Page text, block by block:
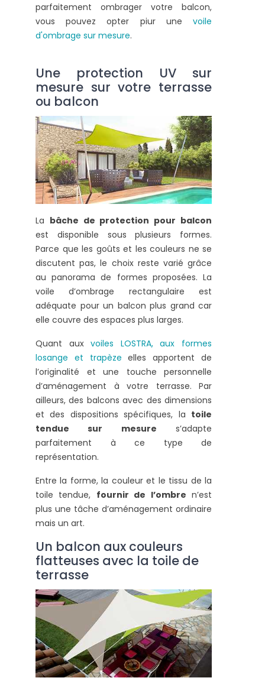
parfaitement ombrager votre balcon,
vous pouvez opter piur une voile
d'ombrage sur mesure.
Une protection UV sur
mesure sur votre terrasse
ou balcon
La bâche de protection pour balcon
est disponible sous plusieurs formes.
Parce que les goûts et les couleurs ne se
discutent pas, le choix reste varié grâce
au panorama de formes proposées. La
voile d’ombrage rectangulaire est
adéquate pour un balcon plus grand car
elle couvre des espaces plus larges.
Quant auxvoiles LOSTRA, aux formes
losange et trapèze elles apportent de
l’originalité et une touche personnelle
d’aménagement à votre terrasse. Par
ailleurs, des balcons avec des dimensions
et des dispositions spécifiques, la toile
tendue sur mesure s’adapte
parfaitement à ce type de
représentation.
Entre la forme, la couleur et le tissu de la
toile tendue, fournir de l’ombre n’est
plus une tâche d’aménagement ordinaire
mais un art.
Un balcon aux couleurs
flatteuses avec la toile de
terrasse